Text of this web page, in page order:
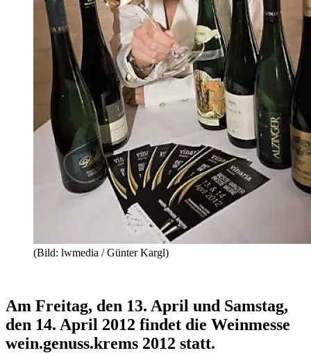
(Bild: lwmedia / Günter Kargl)
Am Freitag, den 13. April und Samstag,
den 14. April 2012 findet die Weinmesse
wein.genuss.krems 2012 statt.